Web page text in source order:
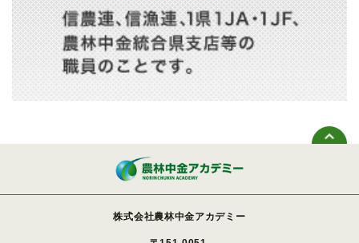
株式会社農林中金アカデミー